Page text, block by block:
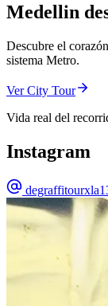
Medellin
Descubre el
sistema Metro.
Ver City Tour
Vida real del
Instagram